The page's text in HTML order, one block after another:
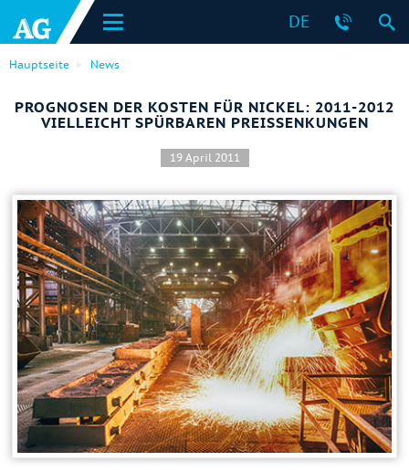
DE
Hauptseite News
PROGNOSEN DER KOSTEN FÜR NICKEL: 2011-2012
VIELLEICHT SPÜRBAREN PREISSENKUNGEN
19 April 2011